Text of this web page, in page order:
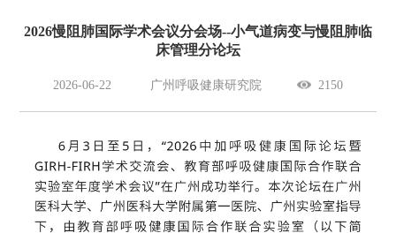
2026慢阻肺国际学术会议分会场--小气道病变与慢阻肺临
床管理分论坛
2026-06-22 广州呼吸健康研究院 2150